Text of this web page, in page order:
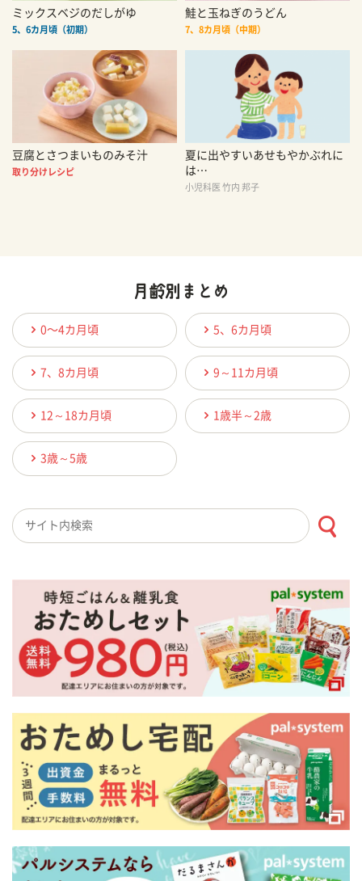
ミックスベジのだしがゆ
5、6カ月頃（初期）
鮭と玉ねぎのうどん
7、8カ月頃（中期）
豆腐とさつまいものみそ汁
取り分けレシピ
夏に出やすいあせもやかぶれに
は…
小児科医 竹内 邦子
0〜4カ月頃 5、6カ月頃
7、8カ月頃 9～11カ月頃
12～18カ月頃 1歳半～2歳
3歳～5歳
検索キーワード入力